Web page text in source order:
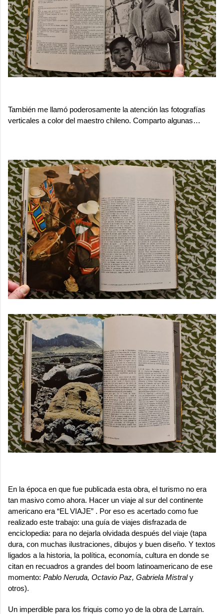
También me llamó poderosamente la atención las fotografías
verticales a color del maestro chileno. Comparto algunas…
En la época en que fue publicada esta obra, el turismo no era
tan masivo como ahora. Hacer un viaje al sur del continente
americano era “EL VIAJE” . Por eso es acertado como fue
realizado este trabajo: una guía de viajes disfrazada de
enciclopedia: para no dejarla olvidada después del viaje (tapa
dura, con muchas ilustraciones, dibujos y buen diseño. Y textos
ligados a la historia, la política, economía, cultura en donde se
citan en recuadros a grandes del boom latinoamericano de ese
momento: Pablo Neruda, Octavio Paz, Gabriela Mistraly
otros).
Un imperdible para los friquis como yo de la obra de Larraín.